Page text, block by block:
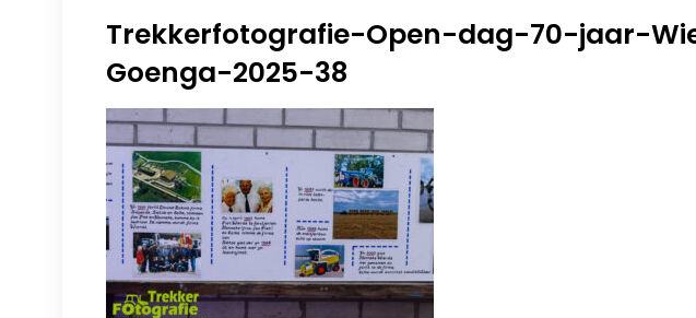
Trekkerfotografie-Open-dag-70-jaar-
Goenga-2025-38